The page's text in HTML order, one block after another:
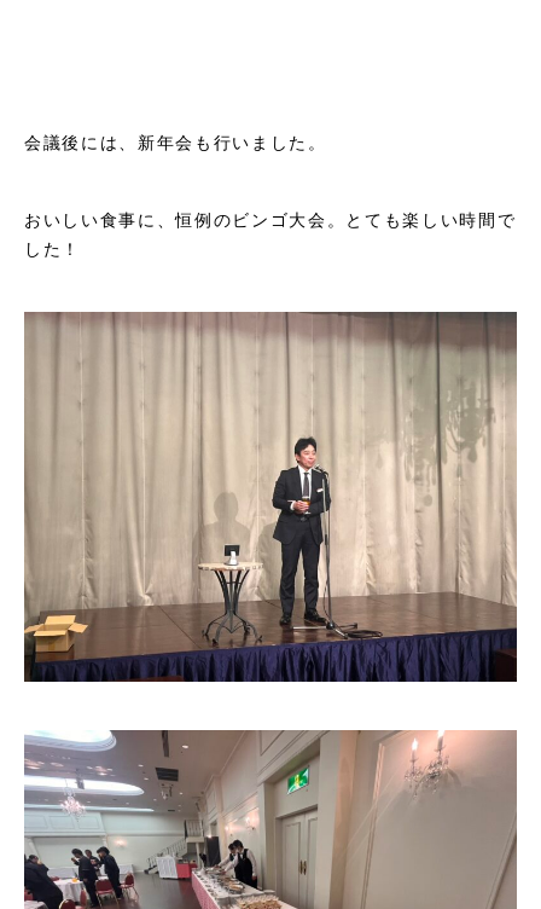
会議後には、新年会も行いました。
おいしい食事に、恒例のビンゴ大会。とても楽しい時間で
した！